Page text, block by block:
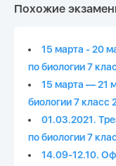
Похожие
15 марта - 20
по биологии 7
15 марта — 21
биологии 7 класс
01.03.2021.
по биологии 7
14.09-12.10.